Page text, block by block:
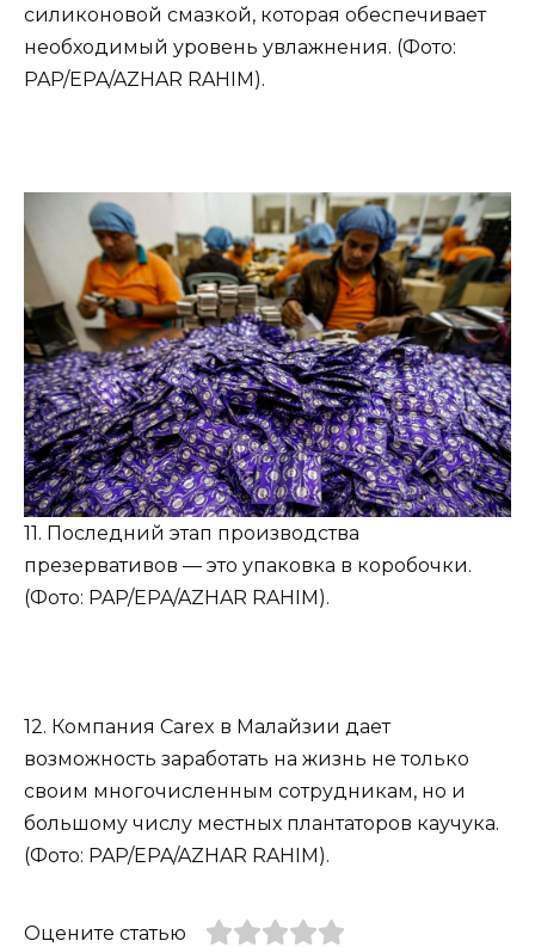
силиконовой смазкой, которая обеспечивает
необходимый уровень увлажнения. (Фото:
PAP/EPA/AZHAR RAHIM).
11. Последний этап производства
презервативов — это упаковка в коробочки.
(Фото: PAP/EPA/AZHAR RAHIM).
12. Компания Carex в Малайзии дает
возможность заработать на жизнь не только
своим многочисленным сотрудникам, но и
большому числу местных плантаторов каучука.
(Фото: PAP/EPA/AZHAR RAHIM).
Оцените статью